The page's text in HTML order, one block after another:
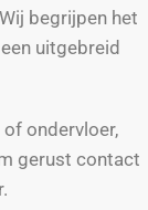
begrijpen het
uitgebreid
ondervloer,
gerust contact